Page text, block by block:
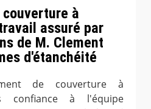
à
assuré par
de M. Clement
d'étanchéité
de couverture à
confiance à l'équipe